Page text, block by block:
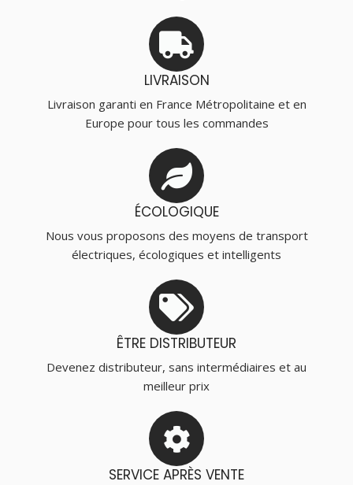
LIVRAISON
Livraison garanti en France Métropolitaine et en
Europe pour tous les commandes
ÉCOLOGIQUE
Nous vous proposons des moyens de transport
électriques, écologiques et intelligents
ÊTRE DISTRIBUTEUR
Devenez distributeur, sans intermédiaires et au
meilleur prix
SERVICE APRÈS VENTE